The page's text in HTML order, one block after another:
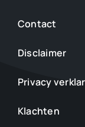
Contact
Disclaimer
Privacy
Klachten